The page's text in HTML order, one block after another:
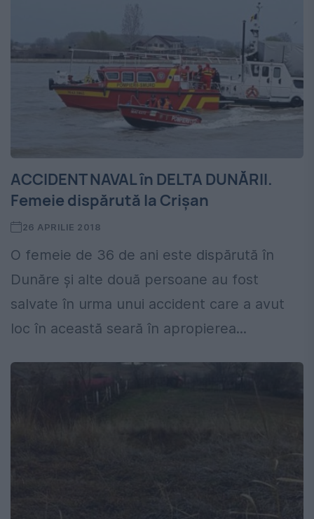
ACCIDENT NAVAL în DELTA DUNĂRII.
Femeie dispărută la Crișan
26 APRILIE 2018
O femeie de 36 de ani este dispărută în
Dunăre și alte două persoane au fost
salvate în urma unui accident care a avut
loc în această seară în apropierea...